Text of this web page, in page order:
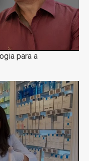
para a